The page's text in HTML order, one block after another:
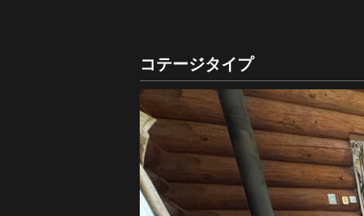
コテージタイプ